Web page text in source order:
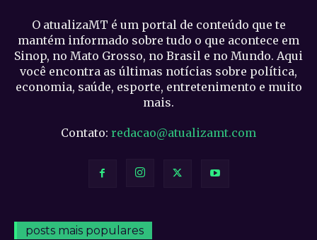
O atualizaMT é um portal de conteúdo que te
mantém informado sobre tudo o que acontece em
Sinop, no Mato Grosso, no Brasil e no Mundo. Aqui
você encontra as últimas notícias sobre política,
economia, saúde, esporte, entretenimento e muito
mais.
Contato: redacao@atualizamt.com
posts mais populares